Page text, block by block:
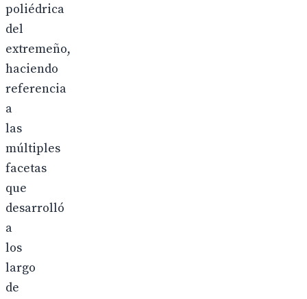
poliédrica
del
extremeño,
haciendo
referencia
a
las
múltiples
facetas
que
desarrolló
a
los
largo
de